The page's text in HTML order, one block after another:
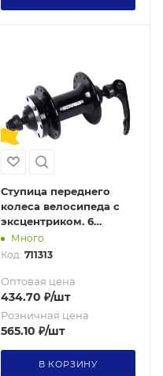
Ступица переднего
колеса велосипеда с
эксцентриком. 6
болтов. 2
промподшипника. 32
SUNRUN / FH-M01 / уп
50
Много
Код: 711313
Оптовая цена
434.70 ₽/шт
Розничная цена
565.10 ₽/шт
В КОРЗИНУ